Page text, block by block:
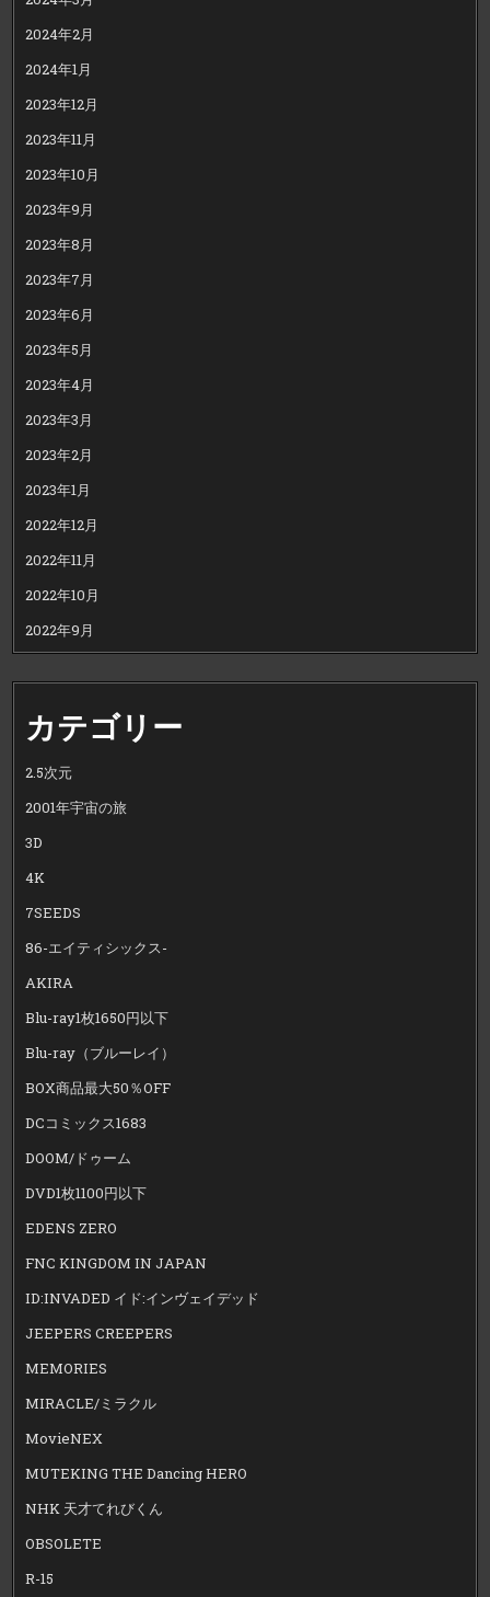
2024年2月
2024年1月
2023年12月
2023年11月
2023年10月
2023年9月
2023年8月
2023年7月
2023年6月
2023年5月
2023年4月
2023年3月
2023年2月
2023年1月
2022年12月
2022年11月
2022年10月
2022年9月
カテゴリー
2.5次元
2001年宇宙の旅
3D
4K
7SEEDS
86-エイティシックス-
AKIRA
Blu-ray1枚1650円以下
Blu-ray（ブルーレイ）
BOX商品最大50％OFF
DCコミックス1683
DOOM/ドゥーム
DVD1枚1100円以下
EDENS ZERO
FNC KINGDOM IN JAPAN
ID:INVADED イド:インヴェイデッド
JEEPERS CREEPERS
MEMORIES
MIRACLE/ミラクル
MovieNEX
MUTEKING THE Dancing HERO
NHK 天才てれびくん
OBSOLETE
R-15